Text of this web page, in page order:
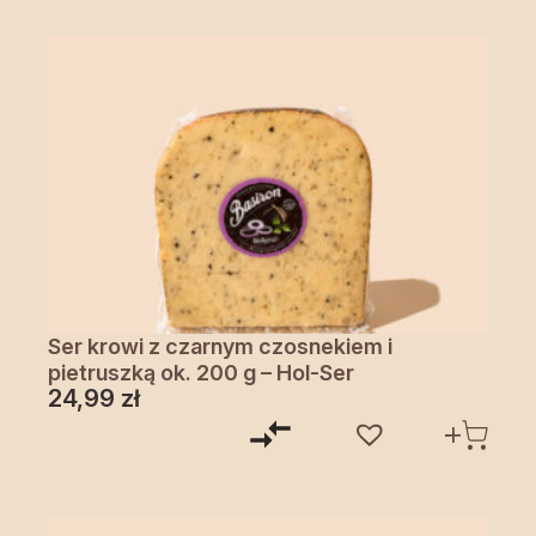
Ser krowi z czarnym czosnekiem i
pietruszką ok. 200 g – Hol-Ser
24,99 zł